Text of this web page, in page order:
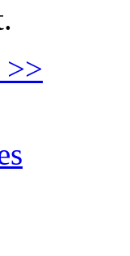
>>